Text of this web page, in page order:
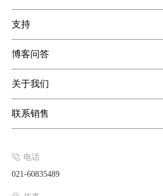
支持
博客问答
关于我们
联系销售
电话
021-60835489